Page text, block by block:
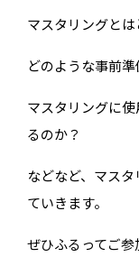
マスタリングと
どのような事前準
マスタリングに
るのか？
などなど、マス
ていきます。
ぜひふるってご参